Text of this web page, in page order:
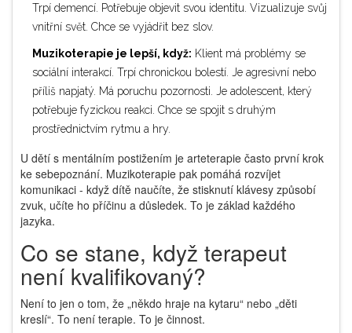
Trpí demencí. Potřebuje objevit svou identitu. Vizualizuje svůj
vnitřní svět. Chce se vyjádřit bez slov.
Muzikoterapie je lepší, když: Klient má problémy se
sociální interakcí. Trpí chronickou bolestí. Je agresivní nebo
příliš napjatý. Má poruchu pozornosti. Je adolescent, který
potřebuje fyzickou reakci. Chce se spojit s druhým
prostřednictvím rytmu a hry.
U dětí s mentálním postižením je arteterapie často první krok
ke sebepoznání. Muzikoterapie pak pomáhá rozvíjet
komunikaci - když dítě naučíte, že stisknutí klávesy způsobí
zvuk, učíte ho příčinu a důsledek. To je základ každého
jazyka.
Co se stane, když terapeut
není kvalifikovaný?
Není to jen o tom, že „někdo hraje na kytaru“ nebo „děti
kreslí“. To není terapie. To je činnost.